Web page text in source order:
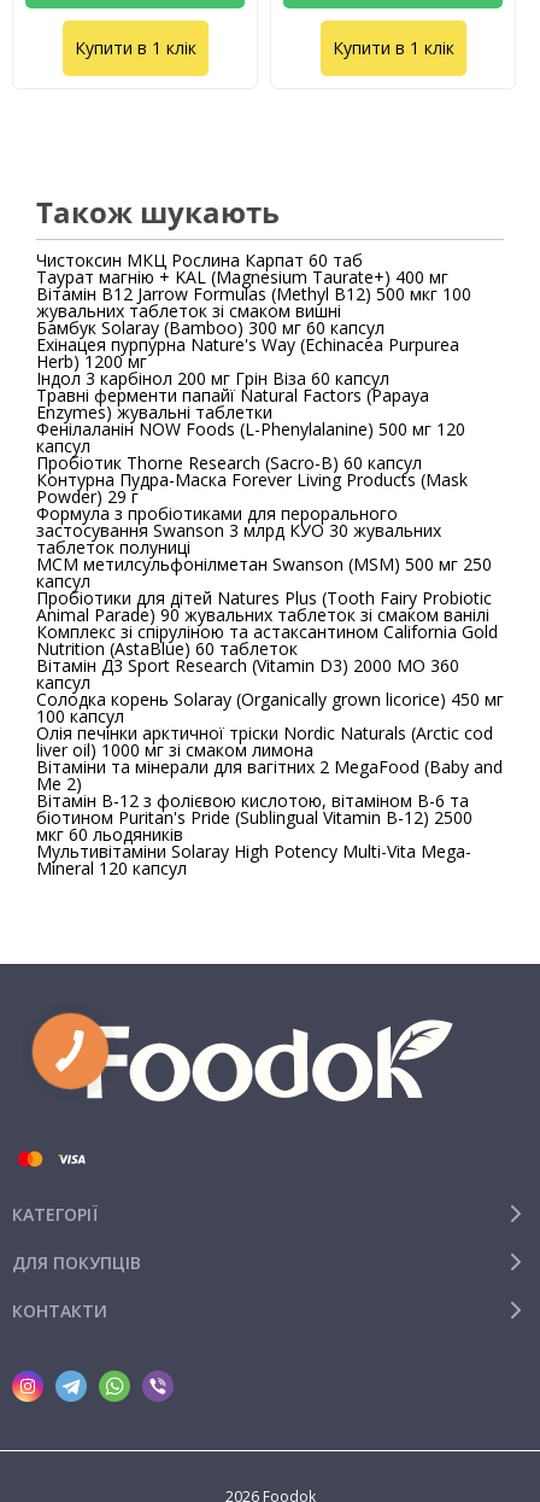
Купити в 1 клік Купити в 1 клік
Також шукають
Чистоксин МКЦ Рослина Карпат 60 таб
Таурат магнію + KAL (Magnesium Taurate+) 400 мг
Вітамін В12 Jarrow Formulas (Methyl B12) 500 мкг 100
жувальних таблеток зі смаком вишні
Бамбук Solaray (Bamboo) 300 мг 60 капсул
Ехінацея пурпурна Nature's Way (Echinacea Purpurea
Herb) 1200 мг
Індол 3 карбінол 200 мг Грін Віза 60 капсул
Травні ферменти папайї Natural Factors (Papaya
Enzymes) жувальні таблетки
Фенілаланін NOW Foods (L-Phenylalanine) 500 мг 120
капсул
Пробіотик Thorne Research (Sacro-B) 60 капсул
Контурна Пудра-Маска Forever Living Products (Mask
Powder) 29 г
Формула з пробіотиками для перорального
застосування Swanson 3 млрд КУО 30 жувальних
таблеток полуниці
МСМ метилсульфонілметан Swanson (MSM) 500 мг 250
капсул
Пробіотики для дітей Natures Plus (Tooth Fairy Probiotic
Animal Parade) 90 жувальних таблеток зі смаком ванілі
Комплекс зі спіруліною та астаксантином California Gold
Nutrition (AstaBlue) 60 таблеток
Вітамін Д3 Sport Research (Vitamin D3) 2000 МО 360
капсул
Солодка корень Solaray (Organically grown licorice) 450 мг
100 капсул
Олія печінки арктичної тріски Nordic Naturals (Arctic cod
liver oil) 1000 мг зі смаком лимона
Вітаміни та мінерали для вагітних 2 MegaFood (Baby and
Me 2)
Вітамін B-12 з фолієвою кислотою, вітаміном B-6 та
біотином Puritan's Pride (Sublingual Vitamin B-12) 2500
мкг 60 льодяників
Мультивітаміни Solaray High Potency Multi-Vita Mega-
Mineral 120 капсул
КАТЕГОРІЇ
ДЛЯ ПОКУПЦІВ
КОНТАКТИ
2026 Foodok